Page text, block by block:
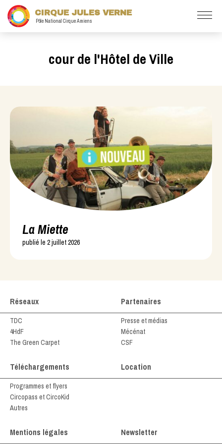
CIRQUE JULES VERNE
Pôle National Cirque Amiens
cour de l'Hôtel de Ville
La Miette
publié le 2 juillet 2026
Réseaux
TDC
4HdF
The Green Carpet
Partenaires
Presse et médias
Mécénat
CSF
Téléchargements
Programmes et flyers
Circopass et CircoKid
Autres
Location
Mentions légales Newsletter